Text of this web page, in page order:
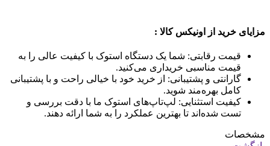
مزایای خرید از اونیکس کالا :
قیمت رقابتی: شما یک دستگاه استوک با کیفیت عالی را به
قیمت مناسبی خریداری می‌کنید.
گارانتی و پشتیبانی: از خرید خود با خیالی راحت و با پشتیبانی
کامل بهره‌مند شوید.
کیفیت استثنایی: لپ‌تاپ‌های استوک ما با دقت بررسی و
تست شده‌اند تا بهترین عملکرد را به شما ارائه دهند.
مشخصات